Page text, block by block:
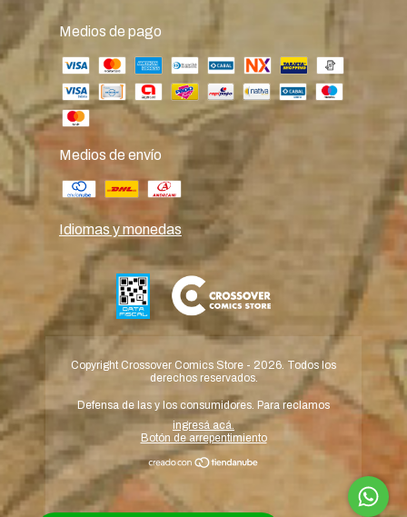
Medios de pago
Medios de envío
Idiomas y monedas
Copyright Crossover Comics Store - 2026. Todos los
derechos reservados.
Defensa de las y los consumidores. Para reclamos
ingresá acá.
Botón de arrepentimiento